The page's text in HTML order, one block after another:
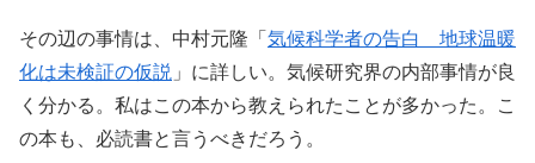
その辺の事情は、中村元隆「 気候科学者の告白 地球温暖
化は未検証の仮説 」に詳しい。気候研究界の内部事情が良
く分かる。私はこの本から教えられたことが多かった。こ
の本も、必読書と言うべきだろう。